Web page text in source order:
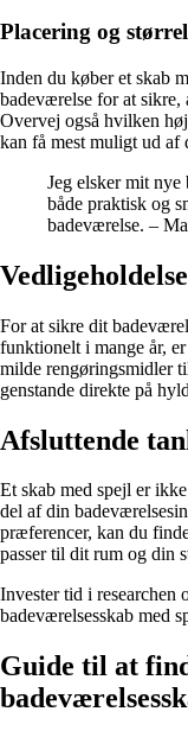
Placering og
Inden du køber et skab
badeværelse for at sikre,
Overvej også hvilken
kan få mest muligt ud af
Jeg elsker mit nye
både praktisk og
badeværelse. –
For at sikre dit
funktionelt i mange år,
milde rengøringsmidler
genstande direkte på
Afsluttende
Et skab med spejl er
del af din
præferencer, kan du
passer til dit rum og din
Invester tid i
badeværelsesskab med
Guide til at